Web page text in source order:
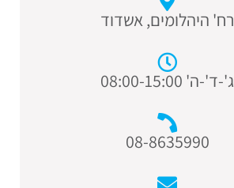
רח' היהלומים, אשדוד
ג'-ד'-ה' 08:00-15:00
08-8635990